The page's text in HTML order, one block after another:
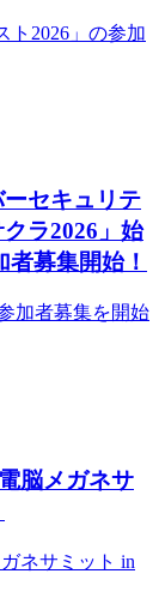
ト2026」の参加
セキュリテ
ラ2026」始
募集開始！
加者募集を開始
脳メガネサ
ネサミット in